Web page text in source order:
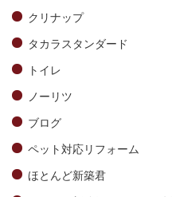
クリナップ
タカラスタンダード
トイレ
ノーリツ
ブログ
ペット対応リフォーム
ほとんど新築君